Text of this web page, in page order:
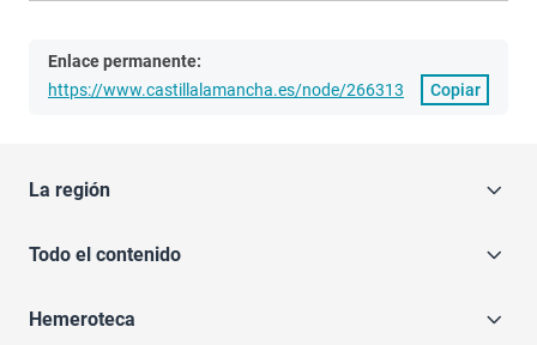
Enlace permanente:
https://www.castillalamancha.es/node/266313
Copiar
La región
Todo el contenido
Hemeroteca